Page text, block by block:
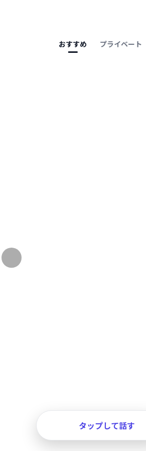
おすすめ プライベート
タップして話す